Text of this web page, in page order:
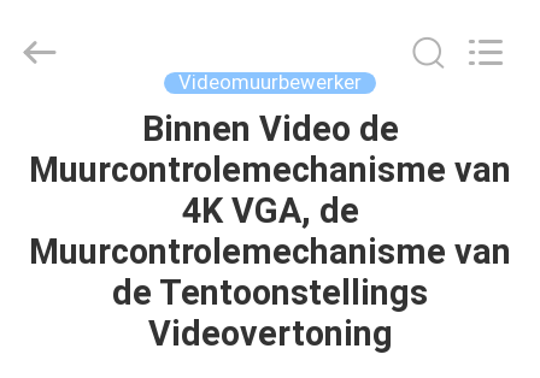
PRODUCTEN
ONGEVEER
Rights
Reserved.
Videomuurbewerker
Binnen Video de
Muurcontrolemechanisme van
4K VGA, de
Muurcontrolemechanisme van
de Tentoonstellings
Videovertoning